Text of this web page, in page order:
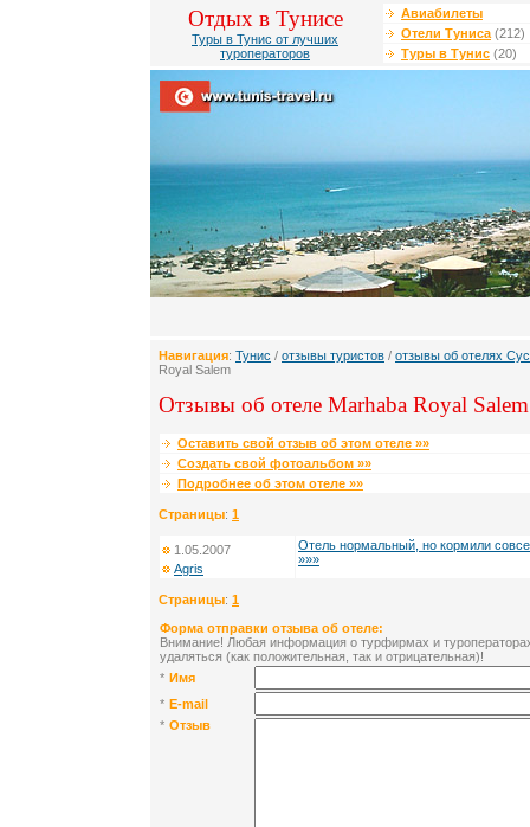
Отдых в Тунисе
Туры в Тунис от лучших
туроператоров
Авиабилеты
Отели Туниса (212)
Туры в Тунис (20)
Навигация: Тунис / отзывы туристов / отзывы об отелях
Royal Salem
Отзывы об отеле Marhaba Royal
Оставить свой отзыв об этом отеле »»
Создать свой фотоальбом »»
Подробнее об этом отеле »»
Страницы: 1
1.05.2007
Agris
Отель нормальный, но кормили
»»»
Страницы: 1
Форма отправки отзыва об отеле:
Внимание! Любая информация о турфирмах и
удаляться (как положительная, так и отрицательная)!
* Имя
* E-mail
* Отзыв